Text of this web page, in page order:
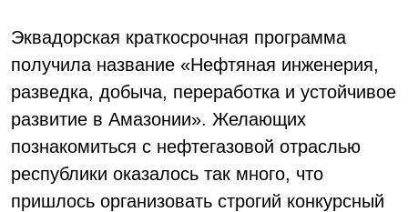
Эквадорская краткосрочная программа
получила название «Нефтяная инженерия,
разведка, добыча, переработка и устойчивое
развитие в Амазонии». Желающих
познакомиться с нефтегазовой отраслью
республики оказалось так много, что
пришлось организовать строгий конкурсный